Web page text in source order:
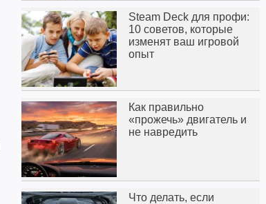
Steam Deck для профи:
10 советов, которые
изменят ваш игровой
опыт
Как правильно
«прожечь» двигатель и
не навредить
Что делать, если